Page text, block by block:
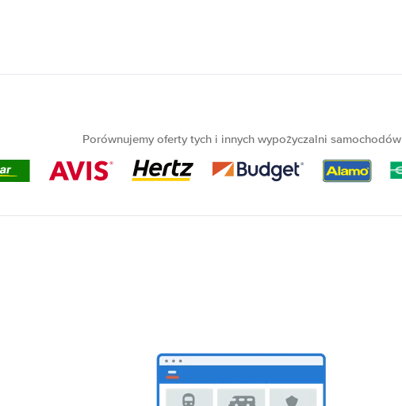
Porównujemy oferty tych i innych wypożyczalni samochodów